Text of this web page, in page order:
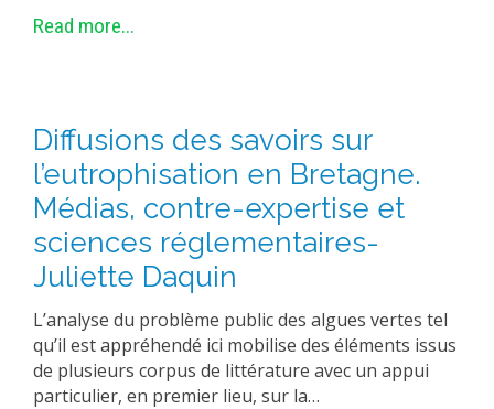
Read more...
Diffusions des savoirs sur
l’eutrophisation en Bretagne.
Médias, contre-expertise et
sciences réglementaires-
Juliette Daquin
L’analyse du problème public des algues vertes tel
qu’il est appréhendé ici mobilise des éléments issus
de plusieurs corpus de littérature avec un appui
particulier, en premier lieu, sur la…